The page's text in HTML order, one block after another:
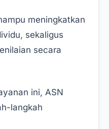
meningkatkan
sekaligus
secara
ini, ASN
langkah